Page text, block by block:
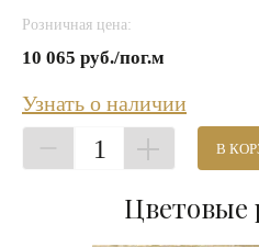
Розничная цена:
10 065 руб./пог.м
Узнать о наличии
1 В